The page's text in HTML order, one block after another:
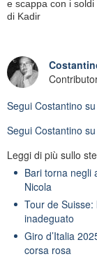
e scappa con i soldi
di Kadir
Segui Costantino
Segui Costantino
Leggi di più sullo
Bari torna negli
Nicola
Tour de
inadeguato
Giro d’Italia
corsa rosa